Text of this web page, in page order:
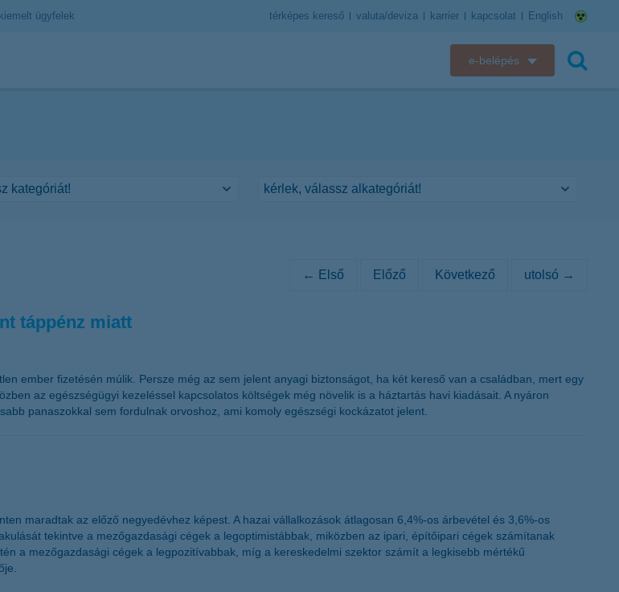
kiemelt ügyfelek térképes kereső valuta/deviza karrier kapcsolat English
e-belépés
K&H token megújítás
← Első Előző Következő utolsó →
táppénz miatt
ember fizetésén múlik. Persze még az sem jelent anyagi biztonságot, ha két kereső van a családban, mert egy
az egészségügyi kezeléssel kapcsolatos költségek még növelik is a háztartás havi kiadásait. A nyáron
panaszokkal sem fordulnak orvoshoz, ami komoly egészségi kockázatot jelent.
maradtak az előző negyedévhez képest. A hazai vállalkozások átlagosan 6,4%-os árbevétel és 3,6%-os
tekintve a mezőgazdasági cégek a legoptimistábbak, miközben az ipari, építőipari cégek számítanak
a mezőgazdasági cégek a legpozitívabbak, míg a kereskedelmi szektor számít a legkisebb mértékű